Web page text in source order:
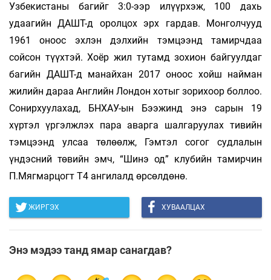
Узбекистаны багийг 3:0-ээр илүүрхэж, 100 дахь
удаагийн ДАШТ-д оролцох эрх гардав. Монголчууд
1961 оноос эхлэн дэлхийн тэмцээнд тамирчдаа
сойсон түүхтэй. Хоёр жил тутамд зохион байгуулдаг
багийн ДАШТ-д манайхан 2017 оноос хойш найман
жилийн дараа Английн Лондон хотыг зорихоор боллоо.
Сонирхуулахад, БНХАУ-ын Бээжинд энэ сарын 19
хүртэл үргэлжлэх пара аварга шалгаруулах тивийн
тэмцээнд улсаа төлөөлж, Гэмтэл согог судлалын
үндэсний төвийн эмч, “Шинэ од” клубийн тамирчин
П.Мягмарцогт T4 ангилалд өрсөлдөнө.
ЖИРГЭХ ХУВААЛЦАХ
Энэ мэдээ танд ямар санагдав?